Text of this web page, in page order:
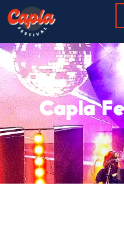
contenido
Capla